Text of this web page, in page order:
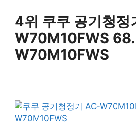
4위 쿠쿠 공기청정
W70M10FWS
W70M10FWS